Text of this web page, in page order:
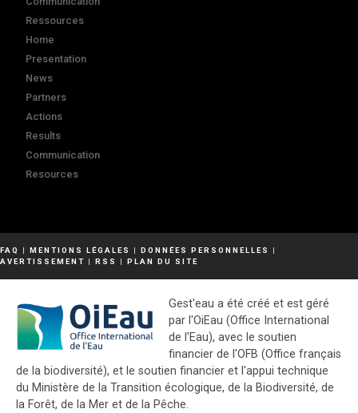
Ressources
Home
Presentation
News
Partners
Actions
Results
Communication
Resources
FAQ | MENTIONS LÉGALES | DONNÉES PERSONNELLES
|
AVERTISSEMENT | RSS | PLAN DU SITE
Gest'eau a été créé et est géré
par l'OiEau (Office International
de l'Eau), avec le soutien
financier de l'OFB (Office français
de la biodiversité), et le soutien financier et l'appui technique
du Ministère de la Transition écologique, de la Biodiversité, de
la Forêt, de la Mer et de la Pêche.